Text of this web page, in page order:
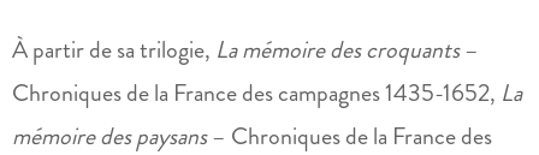
À partir de sa trilogie, La mémoire des croquants–
Chroniques de la France des campagnes 1435-1652, La
mémoire des paysans– Chroniques de la France des